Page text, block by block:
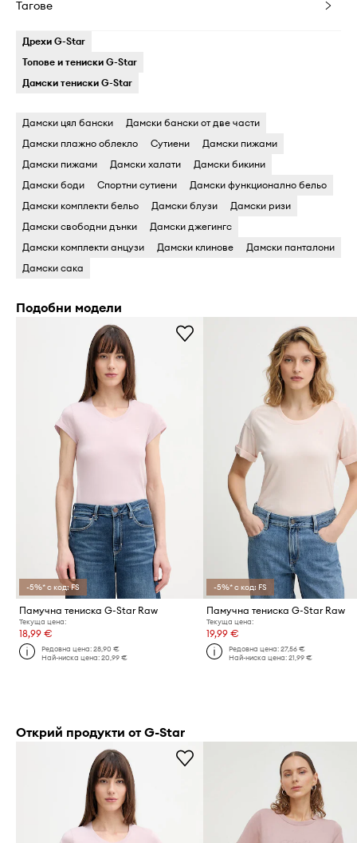
Тагове
Дрехи G-Star
Топове и тениски G-Star
Дамски тениски G-Star
Дамски цял бански
Дамски бански oт две части
Дамски плажно облекло
Cутиени
Дамски пижами
Дамски пижами
Дамски халати
Дамски бикини
Дамски боди
Cпортни сутиени
Дамски функционално бельо
Дамски комплекти бельо
Дамски блузи
Дамски ризи
Дамски свободни дънки
Дамски джегингс
Дамски комплекти анцузи
Дамски клинове
Дамски панталони
Дамски сака
Подобни модели
-5%* с код: FS
Памучна тениска G-Star Raw
Текуща цена:
18,99 €
Редовна цена:28,90 €
Най-ниска цена:20,99 €
-5%* с код: FS
Памучна тениска G-Star Raw
Текуща цена:
19,99 €
Редовна цена: 27,56 €
Най-ниска цена: 21,99 €
Открий продукти от G-Star